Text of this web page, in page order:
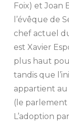
Foix) et Joan
l’évêque de
chef actuel
est Xavier
plus haut
tandis que
appartient au
(le parlement
L’adoption